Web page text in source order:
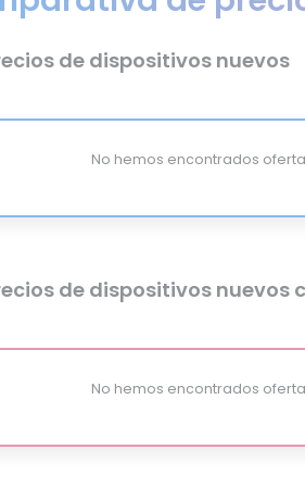
de dispositivos nuevos
No hemos encontrados
de dispositivos nuevos
No hemos encontrados